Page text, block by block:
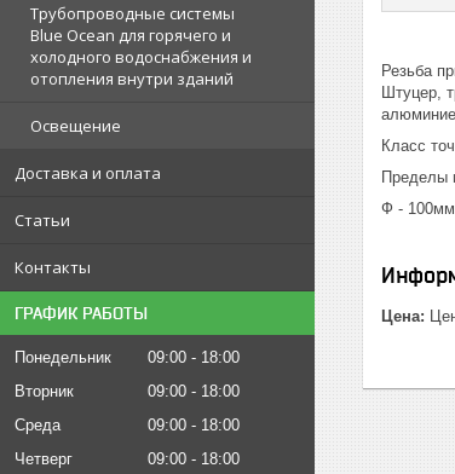
Трубопроводные системы
Blue Ocean для горячего и
холодного водоснабжения и
отопления внутри зданий
Освещение
Доставка и оплата
Статьи
Контакты
ГРАФИК РАБОТЫ
Понедельник 09:00
18:00
Вторник
09:00
18:00
Среда
09:00
18:00
Четверг
09:00
18:00
Резьба
Штуцер,
Класс
Пределы
Ф -
Цена: